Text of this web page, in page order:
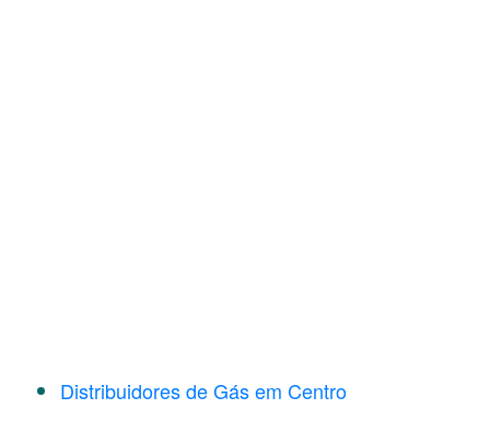
Distribuidores de Gás em Centro